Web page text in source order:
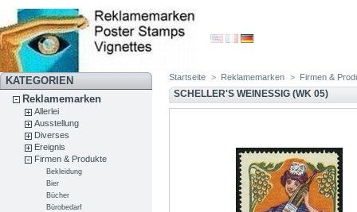
KATEGORIEN
Reklamemarken
Allerlei
Ausstellung
Diverses
Ereignis
Firmen & Produkte
Bekleidung
Bier
Bücher
Bürobedarf
Startseite > Reklamemarken > Firmen &
SCHELLER'S WEINESSIG (WK 05)